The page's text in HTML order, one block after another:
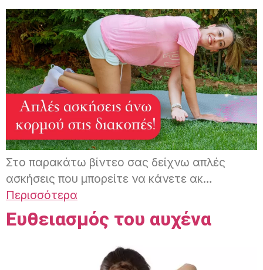
Στο παρακάτω βίντεο σας δείχνω απλές
ασκήσεις που μπορείτε να κάνετε ακ…
Περισσότερα
Ευθειασμός του αυχένα